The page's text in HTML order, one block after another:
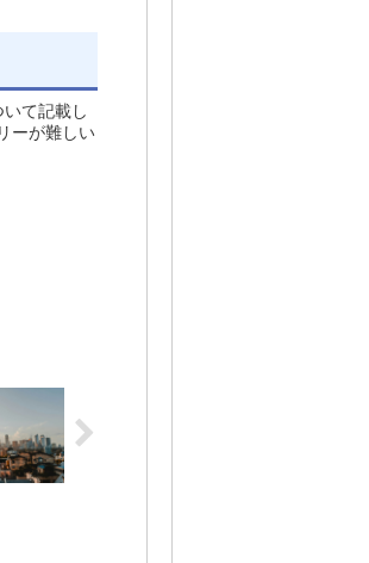
て記載し
ーが難しい